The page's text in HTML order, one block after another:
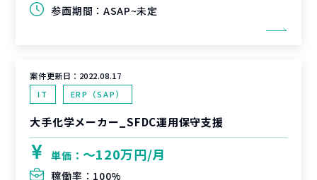
参画期間： ASAP~未定
案件更新日： 2022.08.17
IT
ERP（SAP）
大手化学メーカー_SFDC運用保守支援
単価： 〜120万円/月
稼働率： 100%